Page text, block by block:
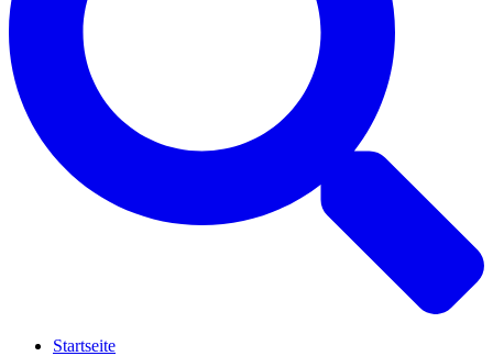
Startseite